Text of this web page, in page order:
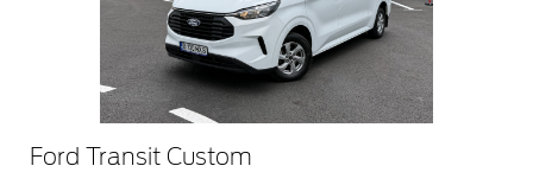
Ford Transit Custom